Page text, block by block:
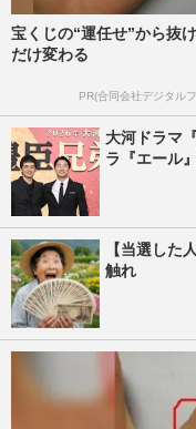
宝くじの“運任せ”から抜
だけ変わる
PR(合同会社デジタル
大河ドラマ
ラ『エール
【当選した
触れ